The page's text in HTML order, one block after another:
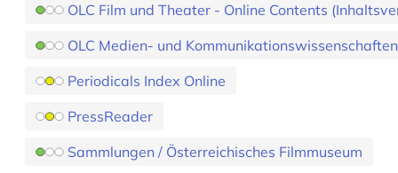
OLC Film und Theater - Online Contents
OLC Medien- und
Periodicals Index Online
PressReader
Sammlungen / Österreichisches Filmmuseum